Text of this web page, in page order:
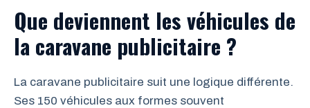
Que deviennent les véhicules de
la caravane publicitaire ?
La caravane publicitaire suit une logique différente.
Ses 150 véhicules aux formes souvent